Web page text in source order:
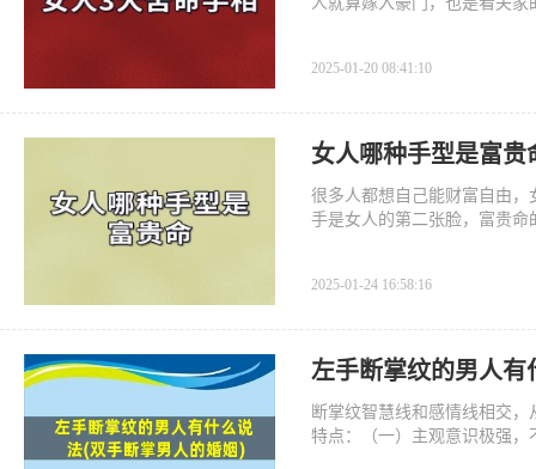
2025-01-20 08:41:10
女人哪种手型是富
很多人都想自己能财富自由
手是女人的第二张脸，富贵
2025-01-24 16:58:16
左手断掌纹的男人
断掌纹智慧线和感情线相交
特点：（一）主观意识极强